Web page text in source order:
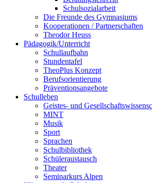
Schulsozialarbeit
Die Freunde des Gymnasiums
Kooperationen / Partnerschaften
Theodor Heuss
Pädagogik/Unterricht
Schullaufbahn
Stundentafel
TheoPlus Konzept
Berufsorientierung
Präventionsangebote
Schulleben
Geistes- und
MINT
Musik
Sport
Sprachen
Schulbibliothek
Schüleraustausch
Theater
Seminarkurs Alpen